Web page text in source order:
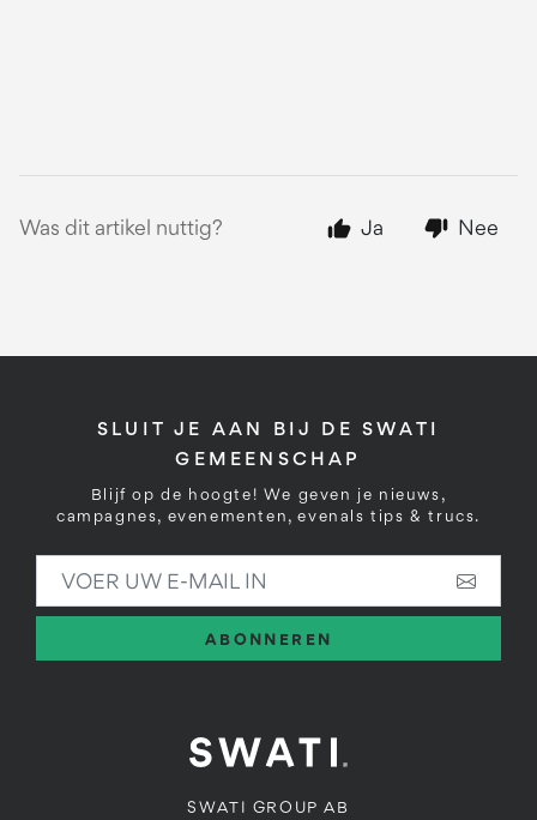
Was dit artikel nuttig? Ja Nee
SWATI GROUP AB
SLUIT JE AAN BIJ DE SWATI
GEMEENSCHAP
Blijf op de hoogte! We geven je nieuws,
campagnes, evenementen, evenals tips & trucs.
ABONNEREN